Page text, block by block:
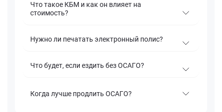
Что такое КБМ и как он влияет на
стоимость?
Нужно ли печатать электронный полис?
Что будет, если ездить без ОСАГО?
Когда лучше продлить ОСАГО?